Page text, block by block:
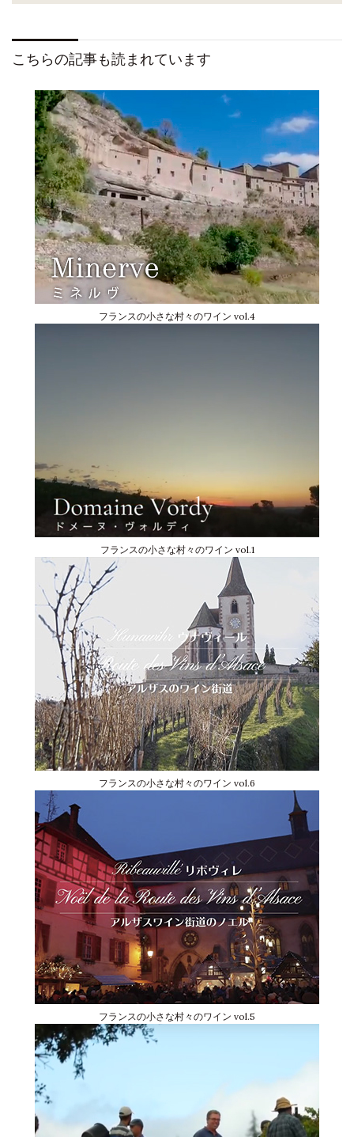
こちらの記事も読まれています
フランスの小さな村々のワイン vol.4
フランスの小さな村々のワイン vol.1
フランスの小さな村々のワイン vol.6
フランスの小さな村々のワイン vol.5